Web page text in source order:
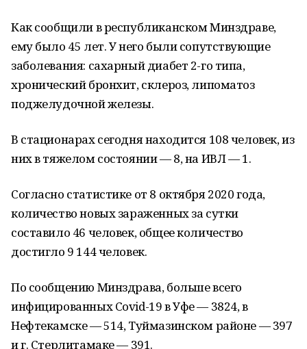
Как сообщили в республиканском Минздраве,
ему было 45 лет. У него были сопутствующие
заболевания: сахарный диабет 2-го типа,
хронический бронхит, склероз, липоматоз
поджелудочной железы.
В стационарах сегодня находится 108 человек, из
них в тяжелом состоянии — 8, на ИВЛ — 1.
Согласно статистике от 8 октября 2020 года,
количество новых зараженных за сутки
составило 46 человек, общее количество
достигло 9 144 человек.
По сообщению Минздрава, больше всего
инфицированных Covid-19 в Уфе — 3824, в
Нефтекамске — 514, Туймазинском районе — 397
и г. Стерлитамаке — 391.